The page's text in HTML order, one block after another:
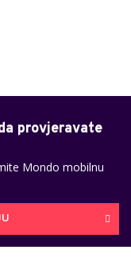
provjeravate
Mondo mobilnu